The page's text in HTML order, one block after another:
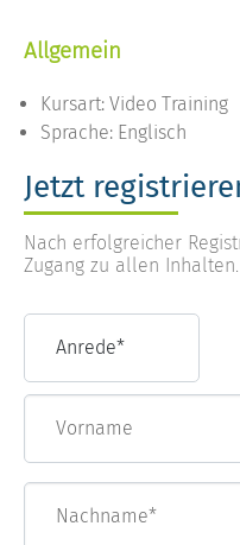
Allgemein
Kursart: Video Training
Sprache: Englisch
Jetzt
Nach erfolgreicher
Zugang zu allen Inhalten.
Vorname
Nachname*